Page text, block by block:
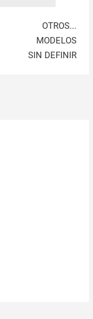
OTROS...
MODELOS
SIN DEFINIR